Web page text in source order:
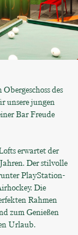
des
unsere jungen
Bar Freude
erwartet der
Der stilvolle
PlayStation-
Die
Rahmen
zum Genießen
Urlaub.